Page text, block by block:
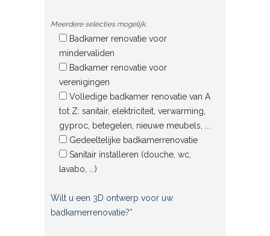
Meerdere selecties mogelijk.
Badkamer renovatie voor
mindervaliden
Badkamer renovatie voor
verenigingen
Volledige badkamer renovatie van A
tot Z: sanitair, elektriciteit, verwarming,
gyproc, betegelen, nieuwe meubels, ...
Gedeeltelijke badkamerrenovatie
Sanitair installeren (douche, wc,
lavabo, ...)
Wilt u een 3D ontwerp voor uw
badkamerrenovatie?*